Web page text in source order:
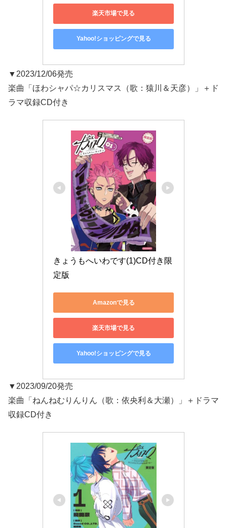
楽天市場で見る
Yahoo!ショッピングで見る
▼2023/12/06発売
楽曲「ほわシャパ☆カリスマス（歌：猿川＆天彦）」＋ド
ラマ収録CD付き
きょうもへいわです(1)CD付き限
定版
Amazonで見る
楽天市場で見る
Yahoo!ショッピングで見る
▼2023/09/20発売
楽曲「ねんねむりんりん（歌：依央利＆大瀬）」＋ドラマ
収録CD付き